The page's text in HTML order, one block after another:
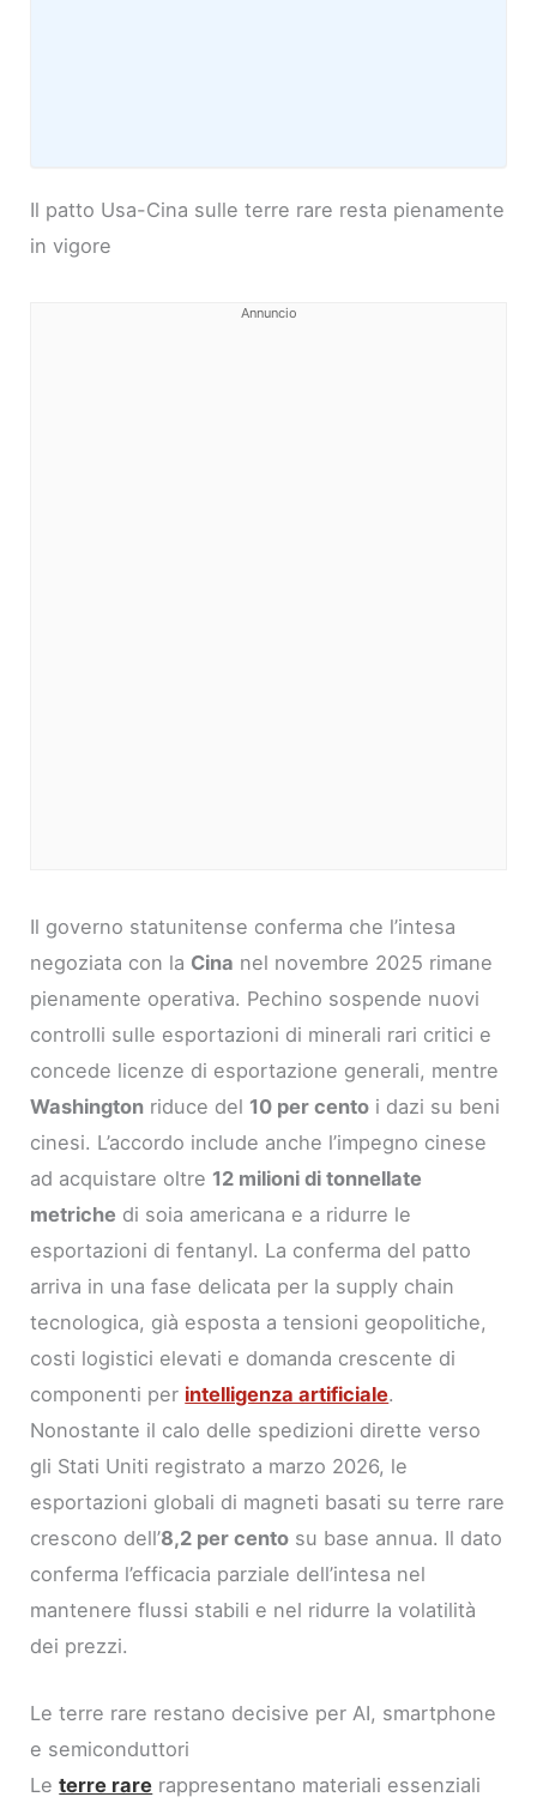
Il patto Usa-Cina sulle terre rare resta pienamente
in vigore
Annuncio
Il governo statunitense conferma che l’intesa
negoziata con la Cina nel novembre 2025 rimane
pienamente operativa. Pechino sospende nuovi
controlli sulle esportazioni di minerali rari critici e
concede licenze di esportazione generali, mentre
Washington riduce del 10 per cento i dazi su beni
cinesi. L’accordo include anche l’impegno cinese
ad acquistare oltre 12 milioni di tonnellate
metriche di soia americana e a ridurre le
esportazioni di fentanyl. La conferma del patto
arriva in una fase delicata per la supply chain
tecnologica, già esposta a tensioni geopolitiche,
costi logistici elevati e domanda crescente di
componenti per intelligenza artificiale.
Nonostante il calo delle spedizioni dirette verso
gli Stati Uniti registrato a marzo 2026, le
esportazioni globali di magneti basati su terre rare
crescono dell’8,2 per cento su base annua. Il dato
conferma l’efficacia parziale dell’intesa nel
mantenere flussi stabili e nel ridurre la volatilità
dei prezzi.
Le terre rare restano decisive per AI, smartphone
e semiconduttori
Leterre rare rappresentano materiali essenziali